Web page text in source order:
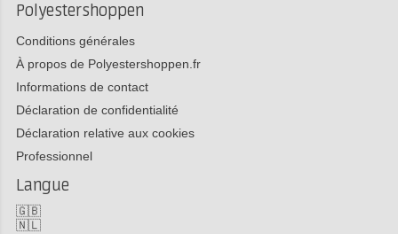
Polyestershoppen
Conditions générales
À propos de Polyestershoppen.fr
Informations de contact
Déclaration de confidentialité
Déclaration relative aux cookies
Professionnel
Langue
🇬🇧
🇳🇱